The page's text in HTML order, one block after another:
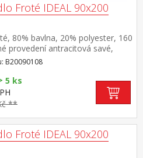
Froté IDEAL 90x200
80% bavlna, 20% polyester, 160
provedení antracitová savé,
obšito gumou pro
výšky 25 cm pratelné do 40 °C
B20090108
5 ks
**
Froté IDEAL 90x200